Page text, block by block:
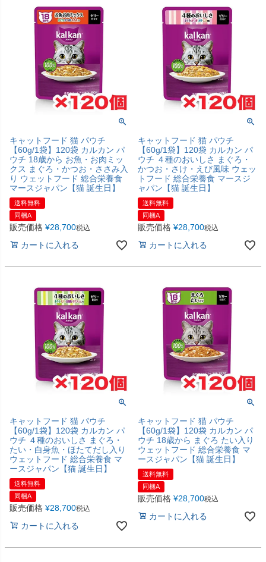
キャットフード 猫 パウチ
【60g/1袋】120袋 カルカン パ
ウチ 18歳から お魚・お肉ミッ
クス まぐろ・かつお・ささみ入
り ウェットフード 総合栄養食
マースジャパン【猫 誕生日】
送料無料
同梱A
販売価格 ¥28,700税込
カートに入れる
キャットフード 猫 パウチ
【60g/1袋】120袋 カルカン パ
ウチ ４種のおいしさ まぐろ・
かつお・さけ・えび風味 ウェッ
トフード 総合栄養食 マースジ
ャパン【猫 誕生日】
送料無料
同梱A
販売価格 ¥28,700税込
カートに入れる
キャットフード 猫 パウチ
【60g/1袋】120袋 カルカン パ
ウチ ４種のおいしさ まぐろ・
たい・白身魚・ほたてだし入り
ウェットフード 総合栄養食 マ
ースジャパン【猫 誕生日】
送料無料
同梱A
販売価格 ¥28,700税込
カートに入れる
キャットフード 猫 パウチ
【60g/1袋】120袋 カルカン パ
ウチ 18歳から まぐろ たい入り
ウェットフード 総合栄養食 マ
ースジャパン【猫 誕生日】
送料無料
同梱A
販売価格 ¥28,700税込
カートに入れる